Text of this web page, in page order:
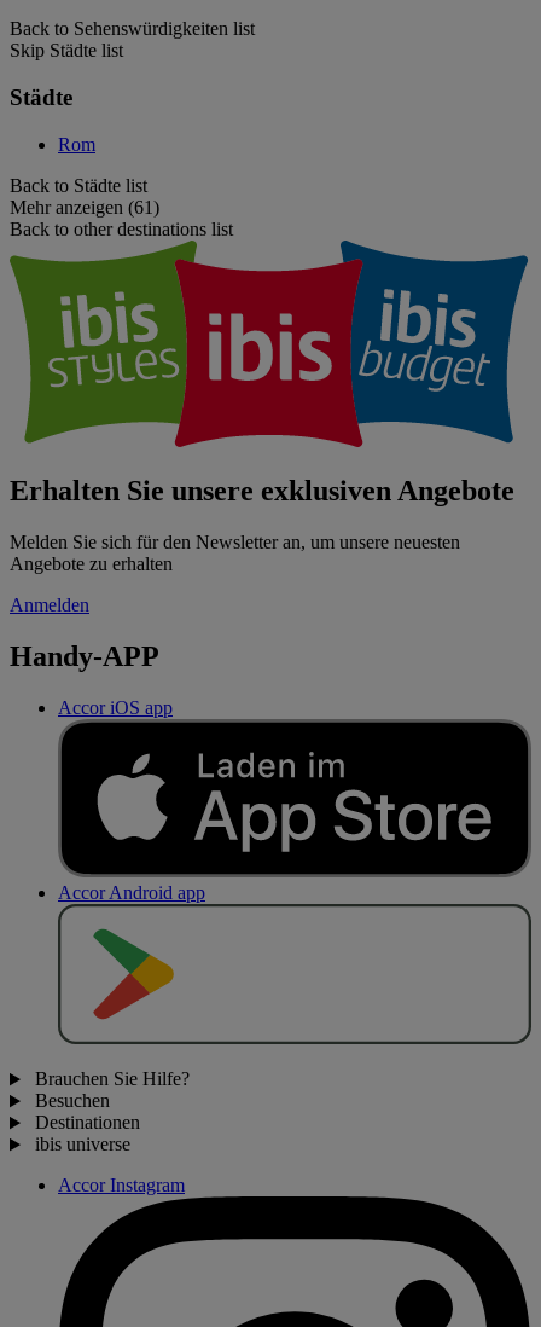
Back to Sehenswürdigkeiten list
Skip Städte list
Städte
Rom
Back to Städte list
Mehr anzeigen (61)
Back to other destinations list
Erhalten Sie unsere exklusiven Angebote
Melden Sie sich für den Newsletter an, um unsere neuesten
Angebote zu erhalten
Anmelden
Handy-APP
Accor iOS app
Accor Android app
Brauchen Sie Hilfe?
Besuchen
Destinationen
ibis universe
Accor Instagram